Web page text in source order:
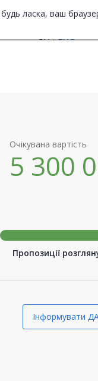
ласка, ваш
UA
ENG
Очікувана вартість
5 300
Пропозиції
Інформувати